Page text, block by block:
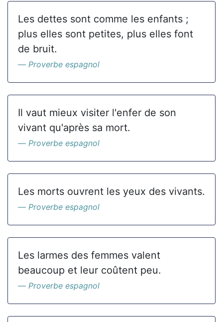
Les dettes sont comme les enfants ;
plus elles sont petites, plus elles font
de bruit.
Proverbe espagnol
Il vaut mieux visiter l'enfer de son
vivant qu'après sa mort.
Proverbe espagnol
Les morts ouvrent les yeux des vivants.
Proverbe espagnol
Les larmes des femmes valent
beaucoup et leur coûtent peu.
Proverbe espagnol